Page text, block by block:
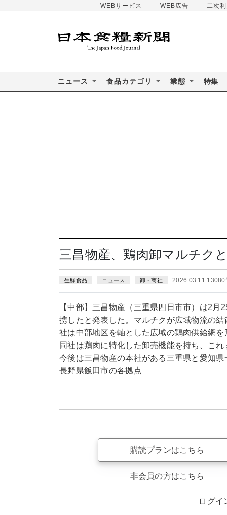
WEBサービス WEB広告 二次
ニュース 食品カテゴリ 業態 特集
三昌物産、鶏肉卸マルチク
生鮮食品 ニュース 卸・商社 2026.03.11 13080
【中部】三昌物産（三重県四日市市）は2
携したと発表した。マルチクが広域物流の
社は中部地区を軸とした広域の鶏肉供給網を
同社は鶏肉に特化した卸売機能を持ち、こ
今後は三昌物産の本社がある三重県と愛知
長野県飯田市の各拠点
購読プランはこちら
非会員の方はこちら
ログイ